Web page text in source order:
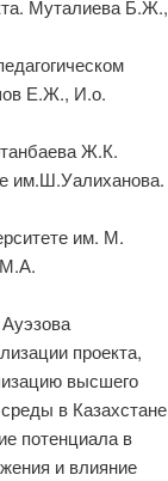
Муталиева Б.Ж.,
Е.Ж., И.о.
Ж.К.
им.Ш.Уалиханова.
им. М.
проекта,
высшего
в Казахстане
потенциала в
и влияние